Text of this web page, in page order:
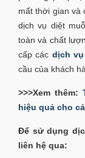
mất thời gian và
dịch vụ diệt
toàn và chất
cấp các dịch
cầu của khách
>>>Xem thêm:
hiệu quả cho
Để sử dụng
liên hệ qua: